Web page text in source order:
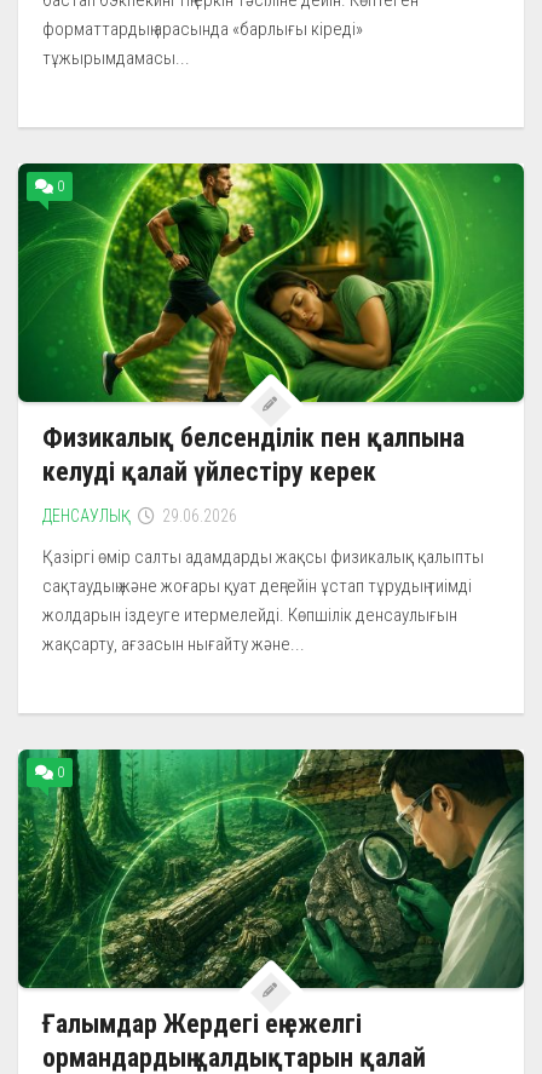
форматтардың арасында «барлығы кіреді»
тұжырымдамасы...
0
Физикалық белсенділік пен қалпына
келуді қалай үйлестіру керек
ДЕНСАУЛЫҚ 29.06.2026
Қазіргі өмір салты адамдарды жақсы физикалық қалыпты
сақтаудың және жоғары қуат деңгейін ұстап тұрудың тиімді
жолдарын іздеуге итермелейді. Көпшілік денсаулығын
жақсарту, ағзасын нығайту және...
0
Ғалымдар Жердегі ең ежелгі
ормандардың қалдықтарын қалай